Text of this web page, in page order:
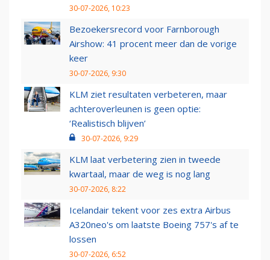
30-07-2026, 10:23
Bezoekersrecord voor Farnborough
Airshow: 41 procent meer dan de vorige
keer
30-07-2026, 9:30
KLM ziet resultaten verbeteren, maar
achteroverleunen is geen optie:
‘Realistisch blijven’
30-07-2026, 9:29
KLM laat verbetering zien in tweede
kwartaal, maar de weg is nog lang
30-07-2026, 8:22
Icelandair tekent voor zes extra Airbus
A320neo's om laatste Boeing 757's af te
lossen
30-07-2026, 6:52